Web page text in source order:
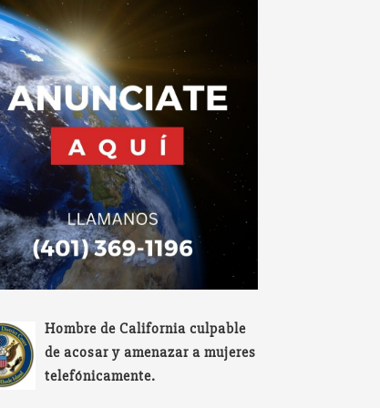
Hombre de California culpable
de acosar y amenazar a mujeres
telefónicamente.